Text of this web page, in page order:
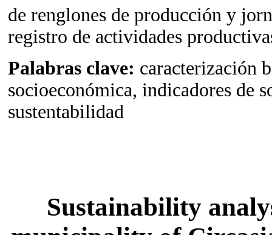
de renglones de producción y
registro de actividades
Palabras clave: caracterización
socioeconómica, indicadores de
sustentabilidad
Sustainability